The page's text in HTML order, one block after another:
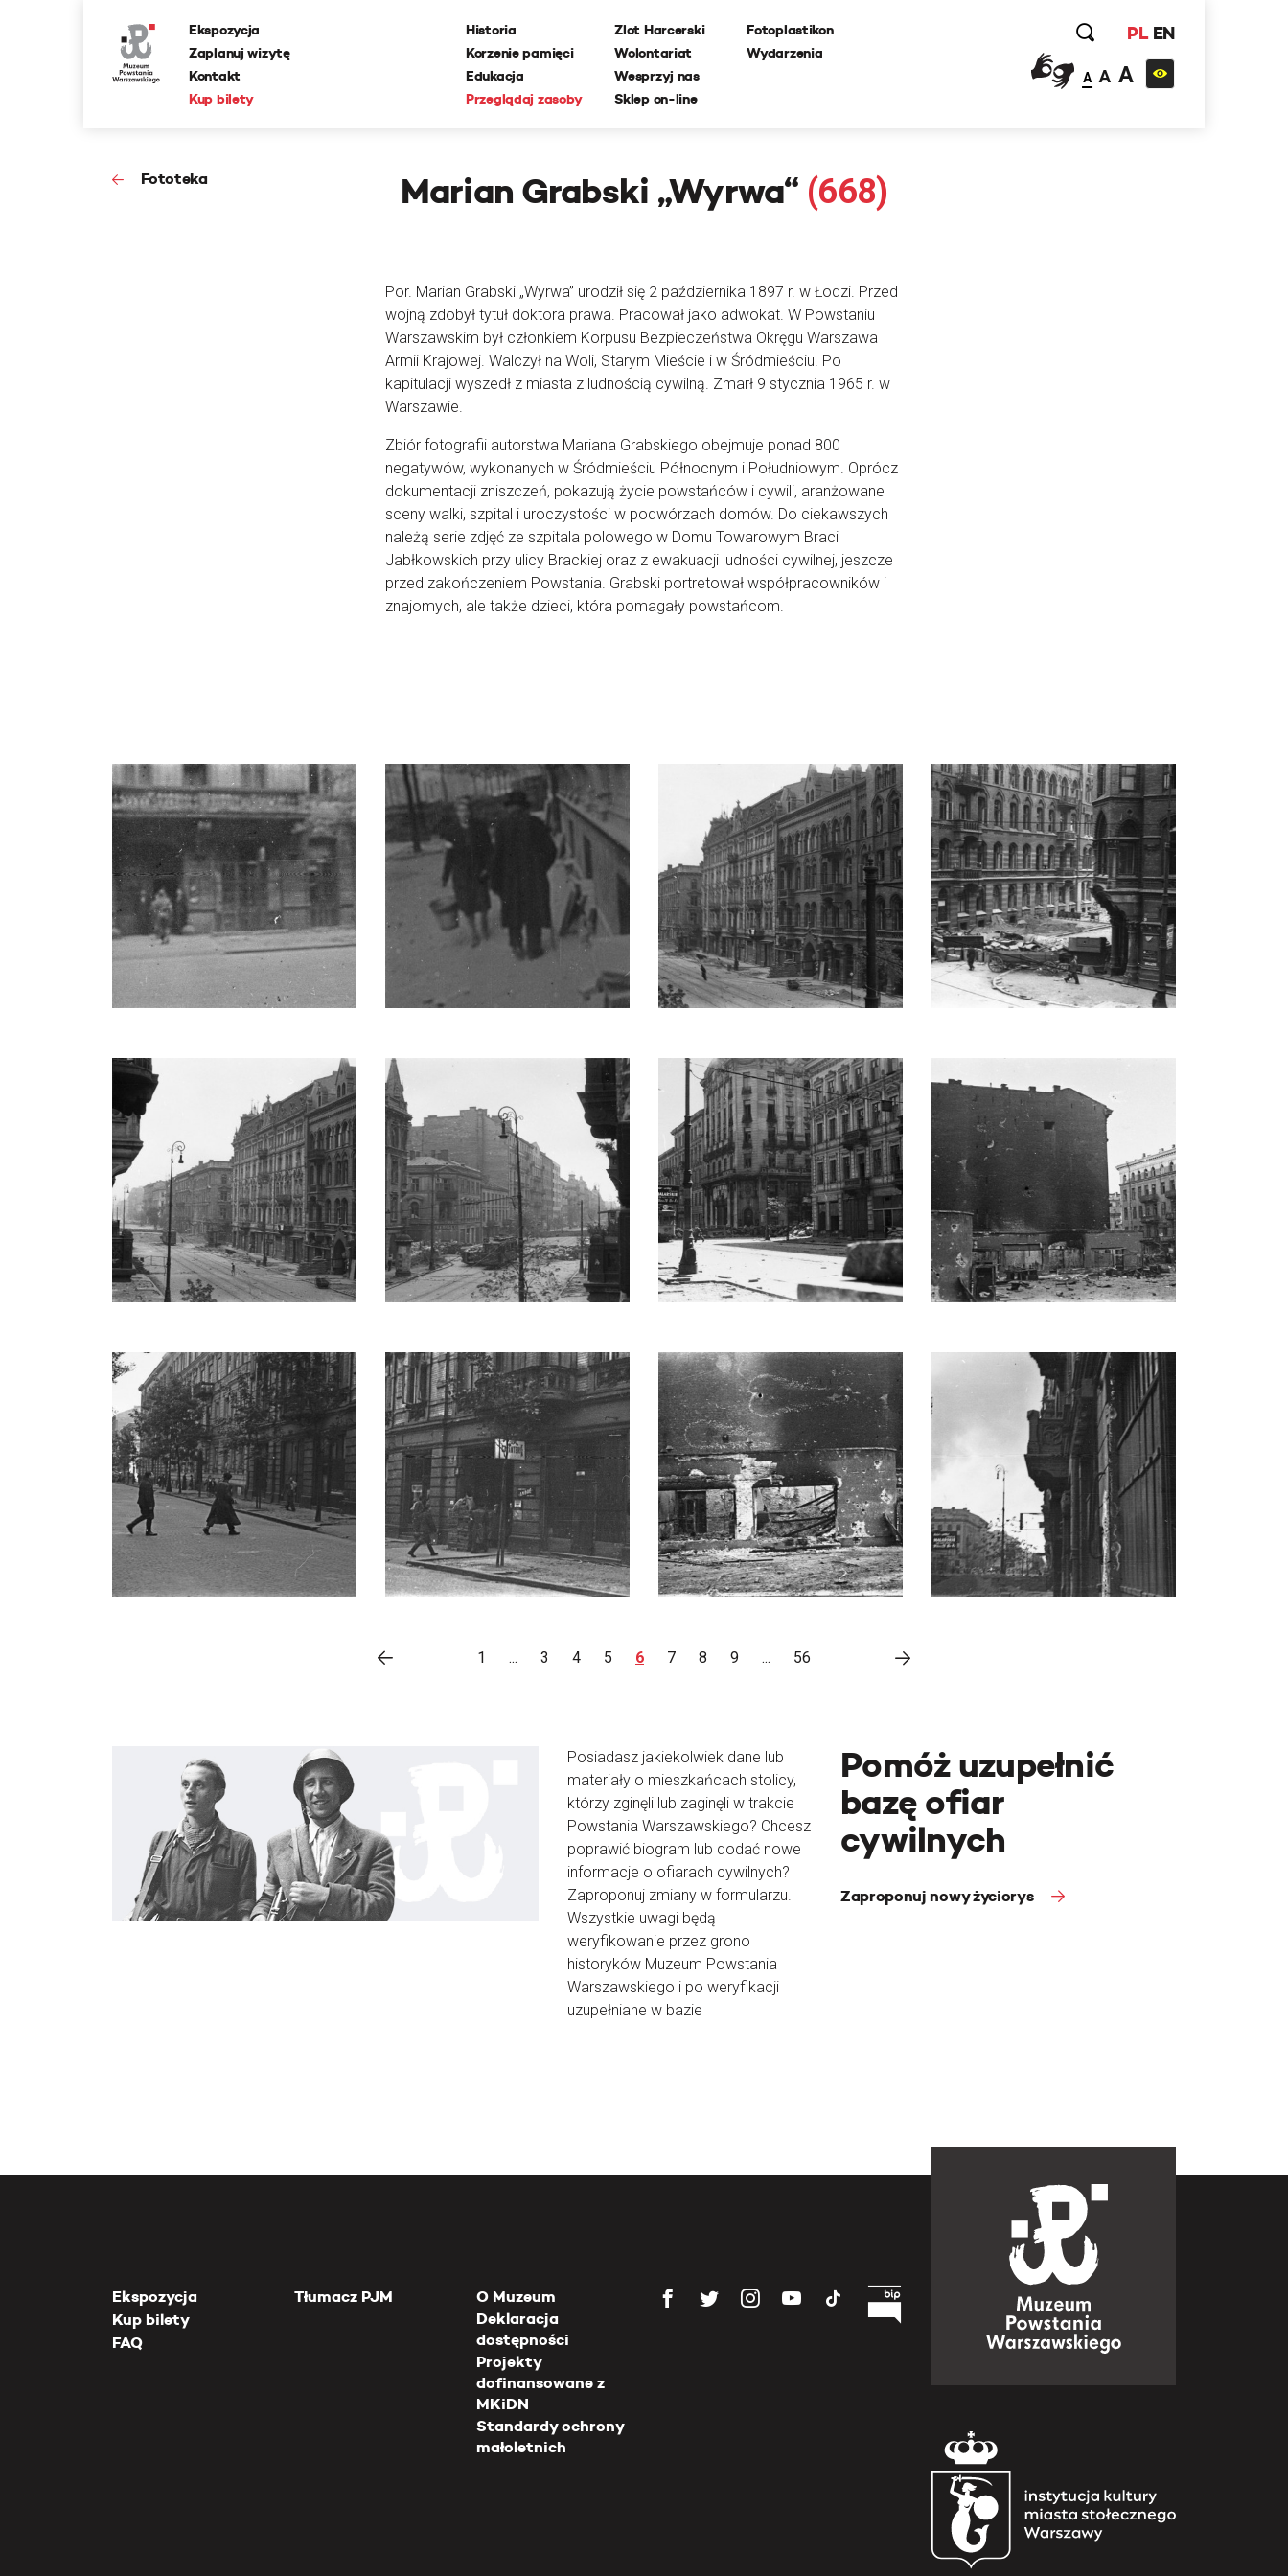
Ekspozycja
Zaplanuj wizytę
Kontakt
Kup bilety
Historia
Korzenie pamięci
Edukacja
Przeglądaj zasoby
Zlot Harcerski
Wolontariat
Wesprzyj nas
Sklep on-line
Fotoplastikon
Wydarzenia
PL EN
A A A
Fototeka Marian Grabski „Wyrwa“ (668)
Por. Marian Grabski „Wyrwa” urodził się 2 października 1897 r. w Łodzi. Przed
wojną zdobył tytuł doktora prawa. Pracował jako adwokat. W Powstaniu
Warszawskim był członkiem Korpusu Bezpieczeństwa Okręgu Warszawa
Armii Krajowej. Walczył na Woli, Starym Mieście i w Śródmieściu. Po
kapitulacji wyszedł z miasta z ludnością cywilną. Zmarł 9 stycznia 1965 r. w
Warszawie.
Zbiór fotografii autorstwa Mariana Grabskiego obejmuje ponad 800
negatywów, wykonanych w Śródmieściu Północnym i Południowym. Oprócz
dokumentacji zniszczeń, pokazują życie powstańców i cywili, aranżowane
sceny walki, szpital i uroczystości w podwórzach domów. Do ciekawszych
należą serie zdjęć ze szpitala polowego w Domu Towarowym Braci
Jabłkowskich przy ulicy Brackiej oraz z ewakuacji ludności cywilnej, jeszcze
przed zakończeniem Powstania. Grabski portretował współpracowników i
znajomych, ale także dzieci, która pomagały powstańcom.
1 ... 3 4 5 6 7 8 9 ... 56
Posiadasz jakiekolwiek dane lub
materiały o mieszkańcach stolicy,
którzy zginęli lub zaginęli w trakcie
Powstania Warszawskiego? Chcesz
poprawić biogram lub dodać nowe
informacje o ofiarach cywilnych?
Zaproponuj zmiany w formularzu.
Wszystkie uwagi będą
weryfikowanie przez grono
historyków Muzeum Powstania
Warszawskiego i po weryfikacji
uzupełniane w bazie
Pomóż uzupełnić
bazę ofiar
cywilnych
Zaproponuj nowy życiorys
Ekspozycja
Kup bilety
FAQ
Tłumacz PJM
O Muzeum
Deklaracja
dostępności
Projekty
dofinansowane z
MKiDN
Standardy ochrony
małoletnich